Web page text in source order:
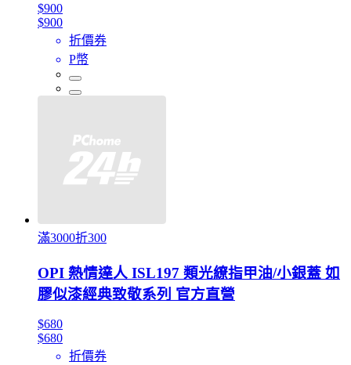
$900
$900
折價券
P幣
滿3000折300
OPI 熱情達人 ISL197 類光繚指甲油/小銀蓋 如
膠似漆經典致敬系列 官方直營
$680
$680
折價券